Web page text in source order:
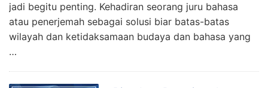
jadi begitu penting. Kehadiran seorang juru bahasa
atau penerjemah sebagai solusi biar batas-batas
wilayah dan ketidaksamaan budaya dan bahasa yang
…